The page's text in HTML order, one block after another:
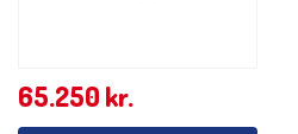
65.250 kr.